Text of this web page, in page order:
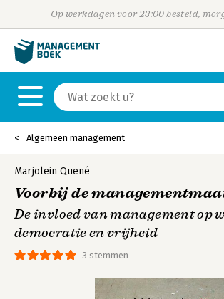
Op werkdagen voor 23:00 besteld,
Algemeen management
3 stemmen
Marjolein Quené
Voorbij de
De invloed van management op
democratie en vrijheid